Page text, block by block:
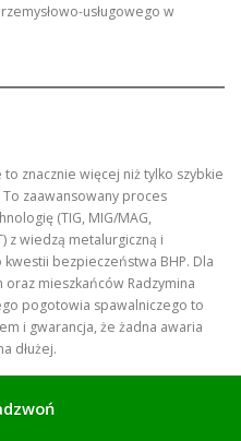
usługowego w
znacznie więcej niż tylko szybkie
zaawansowany proces
(TIG, MIG/MAG,
z wiedzą metalurgiczną i
bezpieczeństwa BHP. Dla
mieszkańców Radzymina
pogotowia spawalniczego to
i gwarancja, że żadna awaria
dłużej.
pilnej naprawy
modernizację